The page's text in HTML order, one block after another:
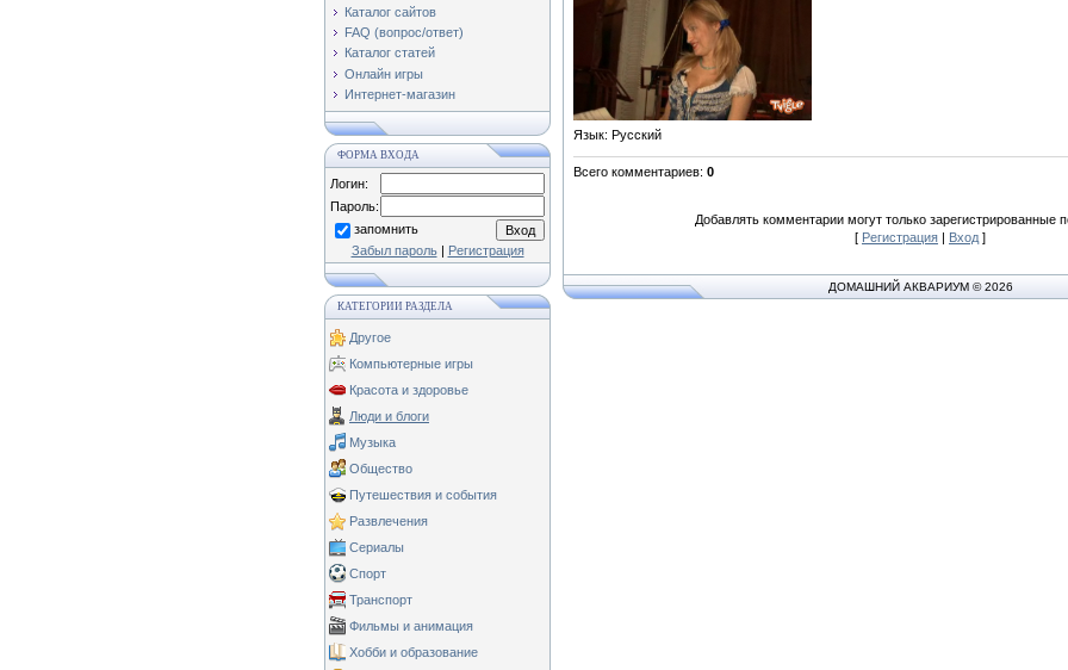
Каталог сайтов
FAQ (вопрос/ответ)
Каталог статей
Онлайн игры
Интернет-магазин
ФОРМА ВХОДА
Логин:
Пароль:
запомнить
Забыл пароль| Регистрация
КАТЕГОРИИ РАЗДЕЛА
Другое
Компьютерные игры
Красота и здоровье
Люди и блоги
Музыка
Общество
Путешествия и события
Развлечения
Сериалы
Спорт
Транспорт
Фильмы и анимация
Хобби и образование
Язык: Русский
Всего комментариев: 0
Добавлять комментарии могут только зарегистрированные
[ Регистрация | Вход ]
ДОМАШНИЙ АКВАРИУМ © 2026